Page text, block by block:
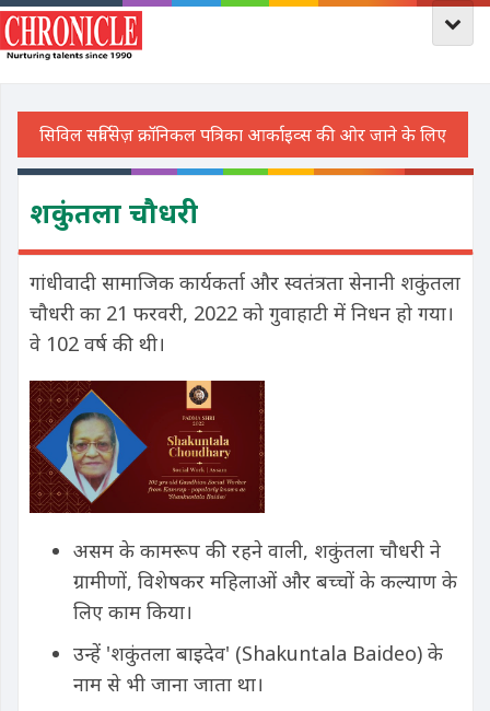
शकुंतला चौधरी
गांधीवादी सामाजिक कार्यकर्ता और स्वतंत्रता सेनानी शकुंतला
चौधरी का 21 फरवरी, 2022 को गुवाहाटी में निधन हो गया।
वे 102 वर्ष की थी।
असम के कामरूप की रहने वाली, शकुंतला चौधरी ने
ग्रामीणों, विशेषकर महिलाओं और बच्चों के कल्याण के
लिए काम किया।
उन्हें 'शकुंतला बाइदेव' (Shakuntala Baideo) के
नाम से भी जाना जाता था।